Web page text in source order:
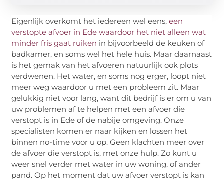
Eigenlijk overkomt het iedereen wel eens,een
verstopte afvoer in Ede waardoor het niet alleen wat
minder fris gaat ruiken in bijvoorbeeld de keuken of
badkamer, en soms wel het hele huis. Maar daarnaast
is het gemak van het afvoeren natuurlijk ook plots
verdwenen. Het water, en soms nog erger, loopt niet
meer weg waardoor u met een probleem zit. Maar
gelukkig niet voor lang, want dit bedrijf is er om u van
uw problemen af te helpen met een afvoer die
verstopt is in Ede of de nabije omgeving. Onze
specialisten komen er naar kijken en lossen het
binnen no-time voor u op. Geen klachten meer over
de afvoer die verstopt is, met onze hulp. Zo kunt u
weer snel verder met water in uw woning, of ander
pand. Op het moment dat uw afvoer verstopt is kan